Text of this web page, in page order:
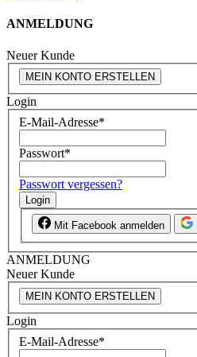
ANMELDUNG
Neuer Kunde
MEIN KONTO ERSTELLEN
Login
E-Mail-Adresse*
Passwort*
Passwort vergessen?
Login
Mit Facebook anmelden
ANMELDUNG
Neuer Kunde
MEIN KONTO ERSTELLEN
Login
E-Mail-Adresse*